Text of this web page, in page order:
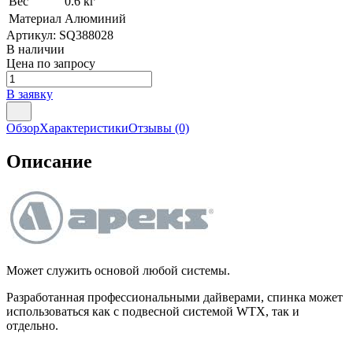
Материал Алюминий
Артикул: SQ388028
В наличии
Цена по запросу
В заявку
ОбзорХарактеристикиОтзывы (0)
Описание
Может служить основой любой системы.
Разработанная профессиональными дайверами, спинка может
использоваться как с подвесной системой WTX, так и
отдельно.